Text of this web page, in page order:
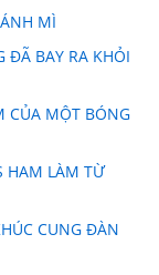
MÌ
ĐÃ BAY RA KHỎI
CỦA MỘT BÓNG
HAM LÀM TỪ
CUNG ĐÀN